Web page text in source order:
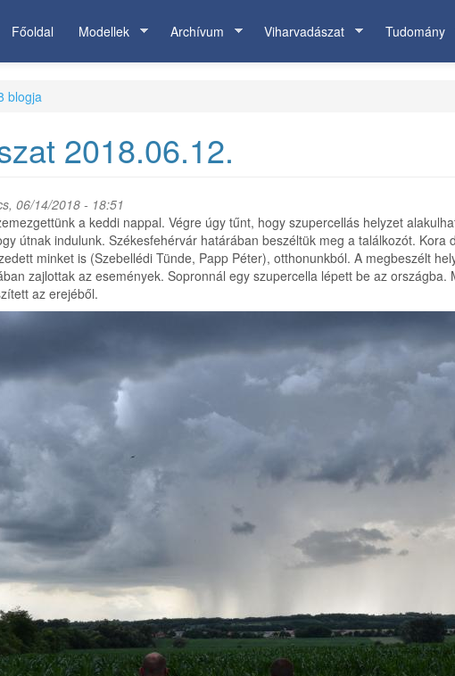
Főoldal Modellek Archívum Viharvadászat Tudomány
blogja
2018.06.12.
06/14/2018 - 18:51
a keddi nappal. Végre úgy tűnt, hogy szupercellás helyzet
útnak indulunk. Székesfehérvár határában beszéltük meg a találkozót.
minket is (Szebellédi Tünde, Papp Péter), otthonunkból. A megbeszélt
zajlottak az események. Sopronnál egy szupercella lépett be az
az erejéből.